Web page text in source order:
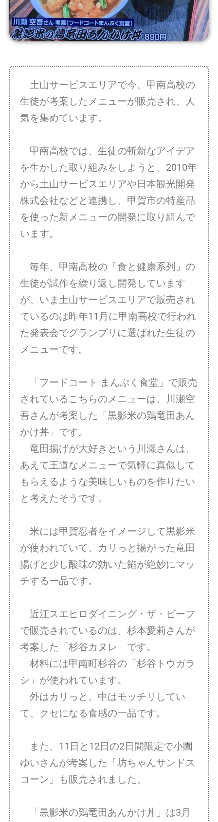
土山サービスエリアで今、甲南高校の
生徒が考案したメニューが販売され、人
気を集めています。
甲南高校では、生徒の斬新なアイデア
を生かした取り組みをしようと、2010年
から土山サービスエリアや日本観光開発
株式会社などと連携し、甲賀市の特産品
を使った新メニューの開発に取り組んで
います。
毎年、甲南高校の「食と健康系列」の
生徒が試作を繰り返し開発しています
が、いま土山サービスエリアで販売され
ているのは昨年11月に甲南高校で行われ
た発表会でグランプリに選ばれた生徒の
メニューです。
「フードコート まんぷく食堂」で販売
されているこちらのメニューは、川瀬空
吾さんが考案した「黒影米の鶏竜田あん
かけ丼」です。
竜田揚げが大好きという川瀬さんは、
あえて王道なメニューで気軽に真似して
もらえるような美味しいものを作りたい
と考えたそうです。
米には甲賀忍者をイメージして黒影米
が使われていて、カリっと揚がった竜田
揚げと少し酸味の効いた餡が絶妙にマッ
チする一品です。
近江スエヒロダイニング・ザ・ビーフ
で販売されているのは、杉本愛莉さんが
考案した「杉谷カヌレ」です。
材料には甲南町杉谷の「杉谷トウガラ
シ」が使われています。
外はカリっと、中はモッチリしてい
て、クセになる食感の一品です。
また、11日と12日の2日間限定で小園
ゆいさんが考案した「坊ちゃんサンドス
コーン」も販売されました。
「黒影米の鶏竜田あんかけ丼」は3月